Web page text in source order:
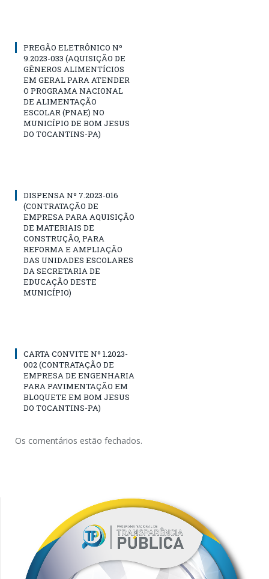
PREGÃO ELETRÔNICO Nº
9.2023-033 (AQUISIÇÃO DE
GÊNEROS ALIMENTÍCIOS
EM GERAL PARA ATENDER
O PROGRAMA NACIONAL
DE ALIMENTAÇÃO
ESCOLAR (PNAE) NO
MUNICÍPIO DE BOM JESUS
DO TOCANTINS-PA)
DISPENSA Nº 7.2023-016
(CONTRATAÇÃO DE
EMPRESA PARA AQUISIÇÃO
DE MATERIAIS DE
CONSTRUÇÃO, PARA
REFORMA E AMPLIAÇÃO
DAS UNIDADES ESCOLARES
DA SECRETARIA DE
EDUCAÇÃO DESTE
MUNICÍPIO)
CARTA CONVITE Nº 1.2023-
002 (CONTRATAÇÃO DE
EMPRESA DE ENGENHARIA
PARA PAVIMENTAÇÃO EM
BLOQUETE EM BOM JESUS
DO TOCANTINS-PA)
Os comentários estão fechados.